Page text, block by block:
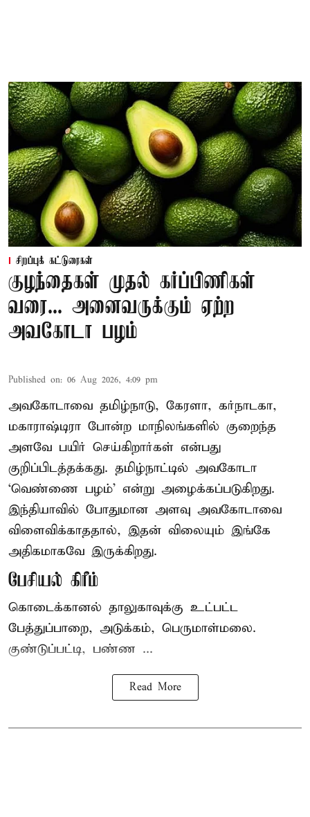
சிறப்புக் கட்டுரைகள்
குழந்தைகள் முதல் கர்ப்பிணிகள்
வரை... அனைவருக்கும் ஏற்ற
அவகோடா பழம்
Published on: 06 Aug 2026, 4:09 pm
அவகோடாவை தமிழ்நாடு, கேரளா, கர்நாடகா,
மகாராஷ்டிரா போன்ற மாநிலங்களில் குறைந்த
அளவே பயிர் செய்கிறார்கள் என்பது
குறிப்பிடத்தக்கது. தமிழ்நாட்டில் அவகோடா
‘வெண்ணை பழம்’ என்று அழைக்கப்படுகிறது.
இந்தியாவில் போதுமான அளவு அவகோடாவை
விளைவிக்காததால், இதன் விலையும் இங்கே
அதிகமாகவே இருக்கிறது.
பேசியல் கிரீம்
கொடைக்கானல் தாலுகாவுக்கு உட்பட்ட
பேத்துப்பாறை, அடுக்கம், பெருமாள்மலை.
குண்டுப்பட்டி, பண்ண ...
Read More